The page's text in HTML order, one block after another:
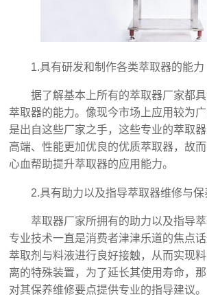
1.具有研发和制作各类萃取器的能力
据了解基本上所有的萃取器厂家都
萃取器的能力。像现今市场上应用较为
是出自这些厂家之手，这些专业的萃取
高端、性能更加优良的优质萃取器，故
心血帮助提升萃取器的应用能力。
2.具有助力以及指导萃取器维修与
萃取器厂家所拥有的助力以及指导
专业技术一直是消费者津津乐道的焦点
萃取剂与料液进行良好接触，从而实现
离的特殊装置，为了延长其使用寿命，
对其保养维修要点提供专业的指导建议。